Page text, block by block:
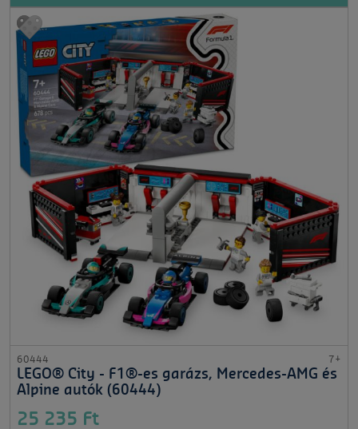
60444 7+
LEGO® City - F1®-es garázs, Mercedes-AMG és
Alpine autók (60444)
25 235 Ft